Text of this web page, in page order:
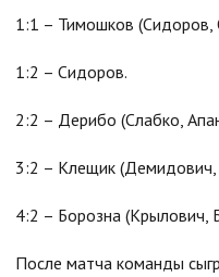
1:1 – Тимошков (Сидоров,
1:2 – Сидоров.
2:2 – Дерибо (Слабко,
3:2 – Клещик (Демидович,
4:2 – Борозна (Крылович,
После матча команды